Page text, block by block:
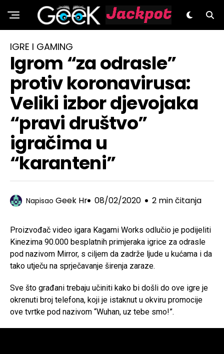
GeeK.hr
IGRE I GAMING
Igrom “za odrasle”
protiv koronavirusa:
Veliki izbor djevojaka
“pravi društvo”
igračima u
“karanteni”
Napisao Geek Hr 08/02/2020 2 min čitanja
Proizvođač video igara Kagami Works odlučio je podijeliti
Kinezima 90.000 besplatnih primjeraka igrice za odrasle
pod nazivom Mirror, s ciljem da zadrže ljude u kućama i da
tako utječu na sprječavanje širenja zaraze.
Sve što građani trebaju učiniti kako bi došli do ove igre je
okrenuti broj telefona, koji je istaknut u okviru promocije
ove tvrtke pod nazivom “Wuhan, uz tebe smo!”.